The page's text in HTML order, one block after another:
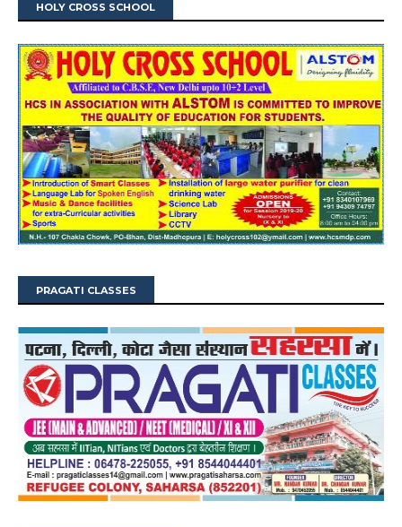
HOLY CROSS SCHOOL
PRAGATI CLASSES